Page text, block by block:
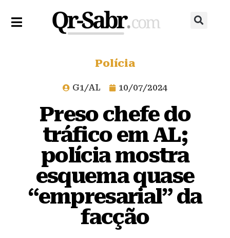
Polícia
G1/AL 10/07/2024
Preso chefe do
tráfico em AL;
polícia mostra
esquema quase
“empresarial” da
facção